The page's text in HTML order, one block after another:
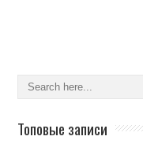
Топовые записи